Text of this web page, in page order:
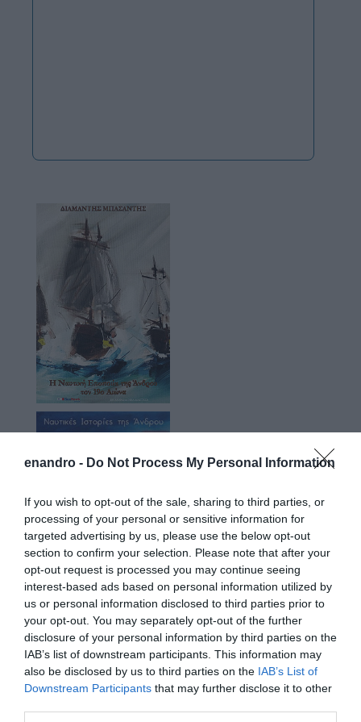
enandro - Do Not Process My Personal Information
If you wish to opt-out of the sale, sharing to third parties, or
processing of your personal or sensitive information for
targeted advertising by us, please use the below opt-out
section to confirm your selection. Please note that after your
opt-out request is processed you may continue seeing
interest-based ads based on personal information utilized by
us or personal information disclosed to third parties prior to
your opt-out. You may separately opt-out of the further
disclosure of your personal information by third parties on the
IAB’s list of downstream participants. This information may
also be disclosed by us to third parties on the IAB’s List of
Downstream Participants that may further disclose it to other
Προτεινόμενα άρθρα